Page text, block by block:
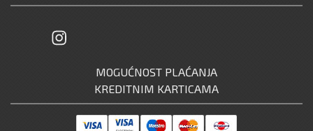
MOGUĆNOST PLAĆANJA
KREDITNIM KARTICAMA